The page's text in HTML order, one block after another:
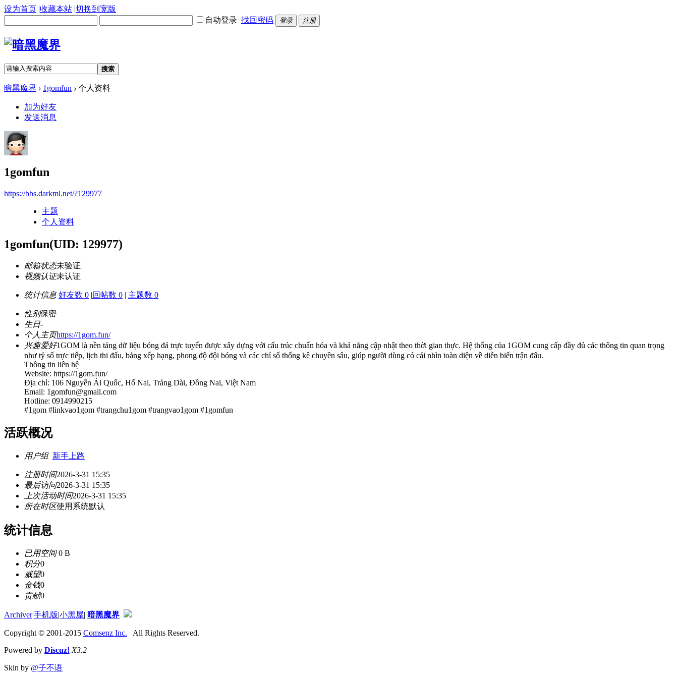
设为首页 |收藏本站 |切换到宽版
自动登录 找回密码 登录 注册
搜索
暗黑魔界 › 1gomfun › 个人资料
加为好友
发送消息
1gomfun
https://bbs.darkml.net/?129977
主题
个人资料
1gomfun(UID: 129977)
邮箱状态未验证
视频认证未认证
统计信息 好友数 0 |回帖数 0 | 主题数 0
性别保密
生日-
个人主页https://1gom.fun/
兴趣爱好1GOM là nền tảng dữ liệu bóng đá trực tuyến được xây dựng với cấu trúc chuẩn hóa và khả năng cập nhật theo thời gian thực. Hệ thống của 1GOM cung cấp đầy đủ các thông tin quan trọng
như tỷ số trực tiếp, lịch thi đấu, bảng xếp hạng, phong độ đội bóng và các chỉ số thống kê chuyên sâu, giúp người dùng có cái nhìn toàn diện về diễn biến trận đấu.
Thông tin liên hệ
Website: https://1gom.fun/
Địa chỉ: 106 Nguyễn Ái Quốc, Hố Nai, Trảng Dài, Đồng Nai, Việt Nam
Email: 1gomfun@gmail.com
Hotline: 0914990215
#1gom #linkvao1gom #trangchu1gom #trangvao1gom #1gomfun
活跃概况
用户组 新手上路
注册时间2026-3-31 15:35
最后访问2026-3-31 15:35
上次活动时间2026-3-31 15:35
所在时区使用系统默认
统计信息
已用空间0 B
积分0
威望0
金钱0
贡献0
Archiver|手机版|小黑屋| 暗黑魔界
Copyright © 2001-2015 Comsenz Inc. All Rights Reserved.
Powered by Discuz! X3.2
Skin by @子不语